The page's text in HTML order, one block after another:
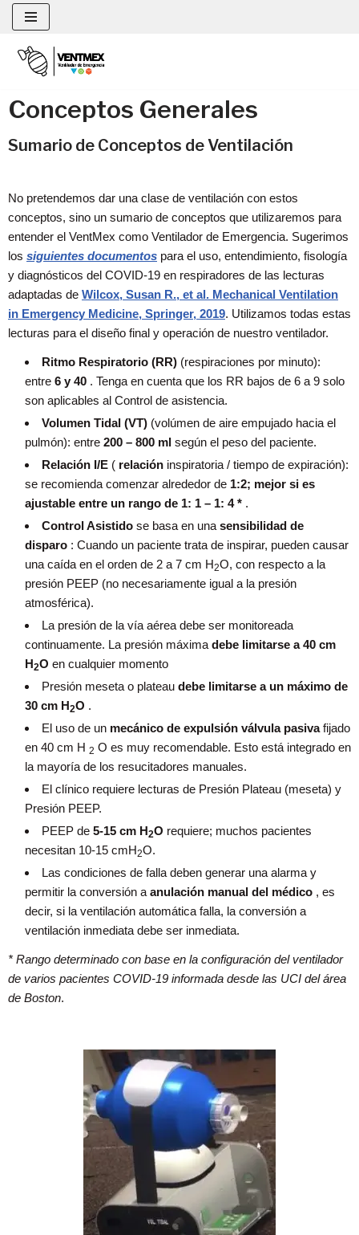
Saltar
al
contenido
Conceptos Generales
Sumario de Conceptos de Ventilación
No pretendemos dar una clase de ventilación con estos
conceptos, sino un sumario de conceptos que utilizaremos para
entender el VentMex como Ventilador de Emergencia. Sugerimos
los siguientes documentos para el uso, entendimiento, fisología
y diagnósticos del COVID-19 en respiradores de las lecturas
adaptadas de Wilcox, Susan R., et al. Mechanical Ventilation
in Emergency Medicine, Springer, 2019. Utilizamos todas estas
lecturas para el diseño final y operación de nuestro ventilador.
Ritmo Respiratorio (RR) (respiraciones por minuto):
entre 6 y 40 . Tenga en cuenta que los RR bajos de 6 a 9 solo
son aplicables al Control de asistencia.
Volumen Tidal (VT) (volúmen de aire empujado hacia el
pulmón): entre 200 – 800 ml según el peso del paciente.
Relación I/E ( relación inspiratoria / tiempo de expiración):
se recomienda comenzar alrededor de 1:2; mejor si es
ajustable entre un rango de 1: 1 – 1: 4 * .
Control Asistido se basa en una sensibilidad de
disparo : Cuando un paciente trata de inspirar, pueden causar
una caída en el orden de 2 a 7 cm H2O, con respecto a la
presión PEEP (no necesariamente igual a la presión
atmosférica).
La presión de la vía aérea debe ser monitoreada
continuamente. La presión máxima debe limitarse a 40 cm
H2O en cualquier momento
Presión meseta o plateau debe limitarse a un máximo de
30 cm H2O .
El uso de un mecánico de expulsión válvula pasivafijado
en 40 cm H 2 O es muy recomendable. Esto está integrado en
la mayoría de los resucitadores manuales.
El clínico requiere lecturas de Presión Plateau (meseta) y
Presión PEEP.
PEEP de 5-15 cm H2O requiere; muchos pacientes
necesitan 10-15 cmH2O.
Las condiciones de falla deben generar una alarma y
permitir la conversión a anulación manual del médico , es
decir, si la ventilación automática falla, la conversión a
ventilación inmediata debe ser inmediata.
* Rango determinado con base en la configuración del ventilador
de varios pacientes COVID-19 informada desde las UCI del área
de Boston.